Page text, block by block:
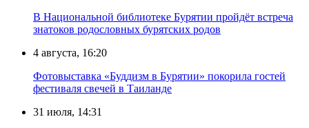
В Национальной библиотеке Бурятии пройдёт встреча
знатоков родословных бурятских родов
4 августа, 16:20
Фотовыставка «Буддизм в Бурятии» покорила гостей
фестиваля свечей в Таиланде
31 июля, 14:31